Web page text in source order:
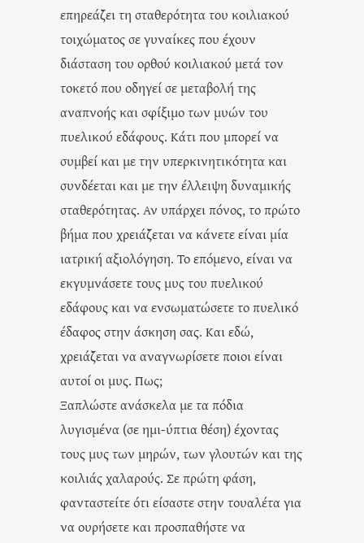
επηρεάζει τη σταθερότητα του κοιλιακού
τοιχώματος σε γυναίκες που έχουν
διάσταση του ορθού κοιλιακού μετά τον
τοκετό που οδηγεί σε μεταβολή της
αναπνοής και σφίξιμο των μυών του
πυελικού εδάφους. Κάτι που μπορεί να
συμβεί και με την υπερκινητικότητα και
συνδέεται και με την έλλειψη δυναμικής
σταθερότητας. Αν υπάρχει πόνος, το πρώτο
βήμα που χρειάζεται να κάνετε είναι μία
ιατρική αξιολόγηση. Το επόμενο, είναι να
εκγυμνάσετε τους μυς του πυελικού
εδάφους και να ενσωματώσετε το πυελικό
έδαφος στην άσκηση σας. Και εδώ,
χρειάζεται να αναγνωρίσετε ποιοι είναι
αυτοί οι μυς. Πως;
Ξαπλώστε ανάσκελα με τα πόδια
λυγισμένα (σε ημι-ύπτια θέση) έχοντας
τους μυς των μηρών, των γλουτών και της
κοιλιάς χαλαρούς. Σε πρώτη φάση,
φανταστείτε ότι είσαστε στην τουαλέτα για
να ουρήσετε και προσπαθήστε να